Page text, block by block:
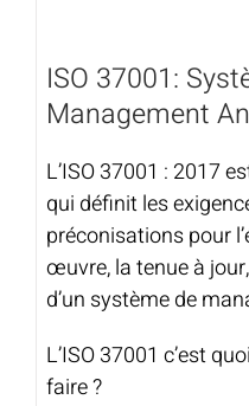
ISO 37001:
Management
L’ISO 37001 : 2017
qui définit les
préconisations pour
œuvre, la tenue à
d’un système de
L’ISO 37001 c’est
faire ?